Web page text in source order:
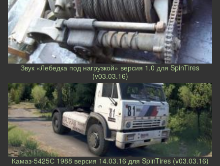
Звук «Лебедка под нагрузкой» версия 1.0 для SpinTires
(v03.03.16)
Камаз-5425С 1988 версия 14.03.16 для SpinTires (v03.03.16)